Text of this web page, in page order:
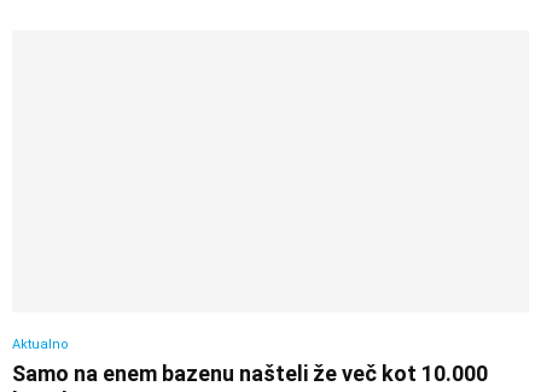
Aktualno
Samo na enem bazenu našteli že več kot 10.000